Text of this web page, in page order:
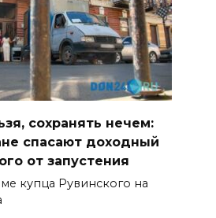
сохранять нечем:
спасают доходный
от запустения
купца Рувинского на